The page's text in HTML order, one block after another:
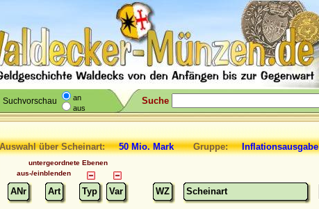
Suchvorschau
an
aus
Suche
Auswahl über Scheinart:50 Mio. MarkGruppe:Inflationsausgabe
untergeordnete Ebenen
aus-/einblenden
ANr Art Typ Var WZ Scheinart